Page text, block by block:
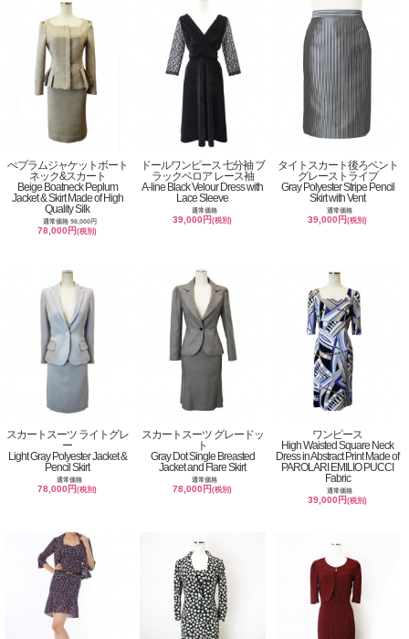
ぺプラムジャケットボート
ネック&スカート
Beige Boatneck Peplum
Jacket & Skirt Made of High
Quality Silk
通常価格 98,000円
78,000円(税別)
ドールワンピース 七分袖 ブ
ラックベロア レース袖
A-line Black Velour Dress with
Lace Sleeve
通常価格
39,000円(税別)
タイトスカート後ろベント
グレーストライプ
Gray Polyester Stripe Pencil
Skirt with Vent
通常価格
39,000円(税別)
スカートスーツ ライトグレ
ー
Light Gray Polyester Jacket &
Pencil Skirt
通常価格
78,000円(税別)
スカートスーツ グレードッ
ト
Gray Dot Single Breasted
Jacket and Flare Skirt
通常価格
78,000円(税別)
ワンピース
High Waisted Square Neck
Dress in Abstract Print Made of
PAROLARI EMILIO PUCCI
Fabric
通常価格
39,000円(税別)